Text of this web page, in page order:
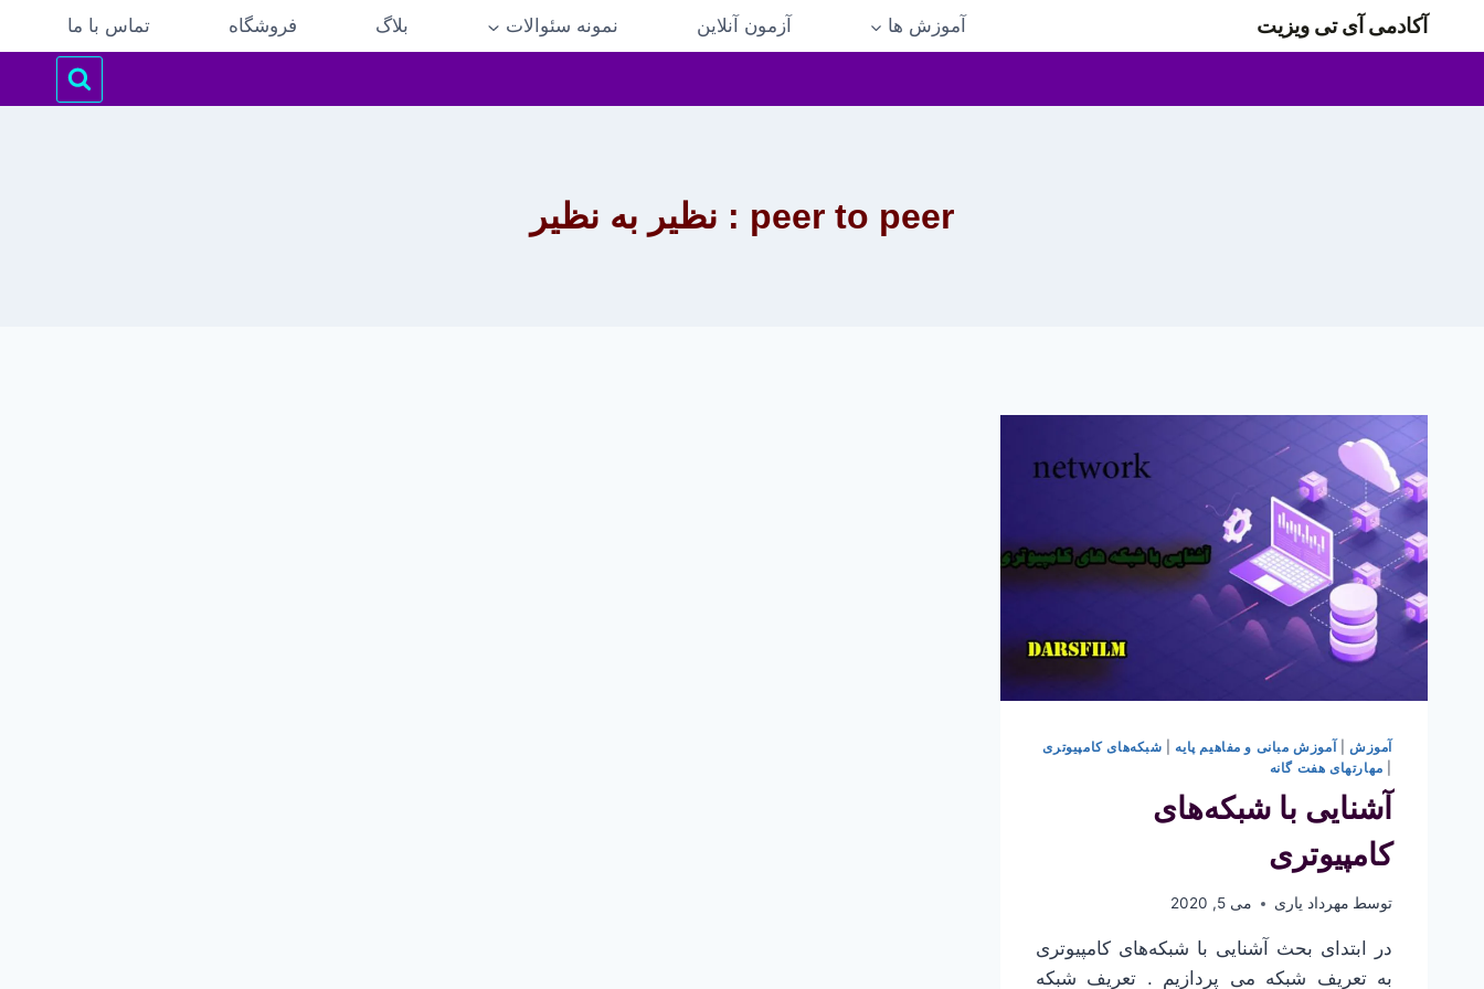
بازگشتآکادمی آی تی ویزیت آموزش ها آزمون آنلاین نمونه سئوالات بلاگ فروشگاه تماس با ما
peer to peer : نظیر به نظیر
آموزش |آموزش مبانی و مفاهیم پایه
شبکه‌های کامپیوتری
مهارتهای هفت گانه
آشنایی با شبکه‌های
کامپیوتری
توسط مهرداد یاری می 5, 2020
در ابتدای بحث آشنایی با شبکه‌های کامپیوتری
به تعریف شبکه می پردازیم . تعریف شبکه